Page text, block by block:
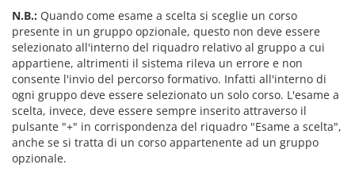
N.B.: Quando come esame a scelta si sceglie un corso
presente in un gruppo opzionale, questo non deve essere
selezionato all'interno del riquadro relativo al gruppo a cui
appartiene, altrimenti il sistema rileva un errore e non
consente l'invio del percorso formativo. Infatti all'interno di
ogni gruppo deve essere selezionato un solo corso. L'esame a
scelta, invece, deve essere sempre inserito attraverso il
pulsante "+" in corrispondenza del riquadro "Esame a scelta",
anche se si tratta di un corso appartenente ad un gruppo
opzionale.